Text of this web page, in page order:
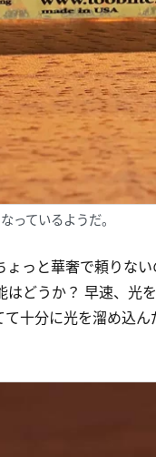
っているようだ。
っと華奢で頼りな
どうか？ 早速、光
十分に光を溜め込